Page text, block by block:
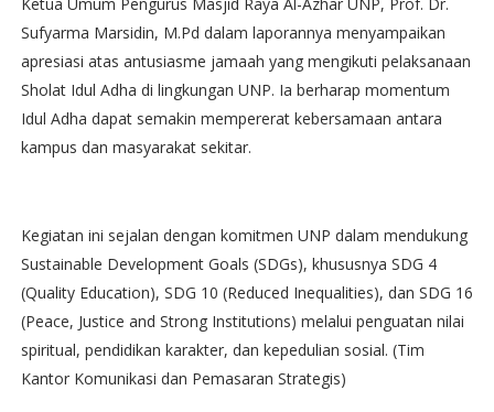
Sufyarma Marsidin, M.Pd dalam laporannya menyampaikan
apresiasi atas antusiasme jamaah yang mengikuti pelaksanaan
Sholat Idul Adha di lingkungan UNP. Ia berharap momentum
Idul Adha dapat semakin mempererat kebersamaan antara
kampus dan masyarakat sekitar.
Kegiatan ini sejalan dengan komitmen UNP dalam mendukung
Sustainable Development Goals (SDGs), khususnya SDG 4
(Quality Education), SDG 10 (Reduced Inequalities), dan SDG 16
(Peace, Justice and Strong Institutions) melalui penguatan nilai
spiritual, pendidikan karakter, dan kepedulian sosial. (Tim
Kantor Komunikasi dan Pemasaran Strategis)